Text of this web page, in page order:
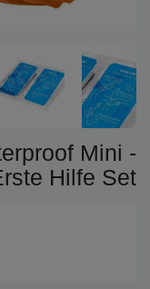
Mini -
Hilfe Set